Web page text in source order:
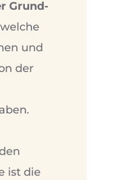
Grund-
und
der
ist die